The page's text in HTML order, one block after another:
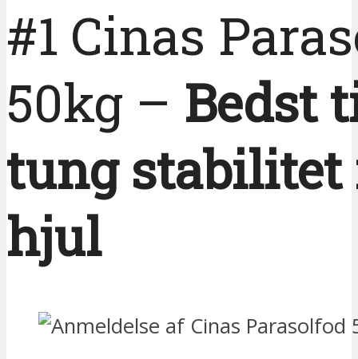
#1 Cinas
50kg – Bedst
tung stabilitet
hjul